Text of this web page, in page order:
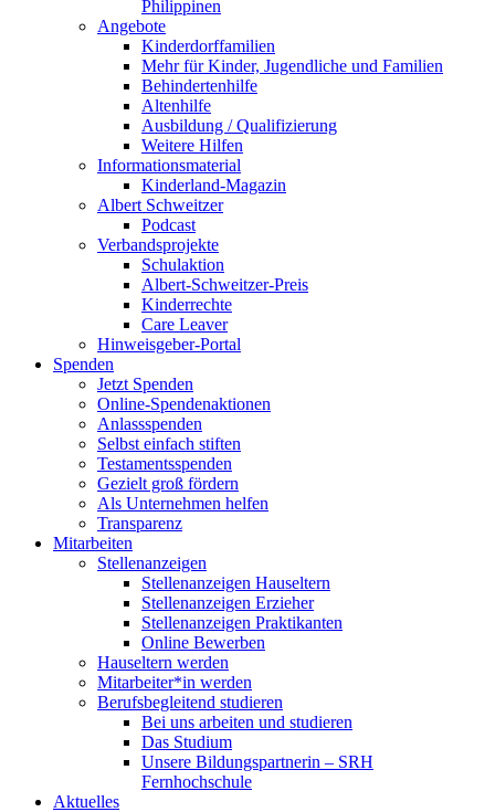
Philippinen
Angebote
Kinderdorffamilien
Mehr für Kinder, Jugendliche und Familien
Behindertenhilfe
Altenhilfe
Ausbildung / Qualifizierung
Weitere Hilfen
Informationsmaterial
Kinderland-Magazin
Albert Schweitzer
Podcast
Verbandsprojekte
Schulaktion
Albert-Schweitzer-Preis
Kinderrechte
Care Leaver
Hinweisgeber-Portal
Spenden
Jetzt Spenden
Online-Spendenaktionen
Anlassspenden
Selbst einfach stiften
Testamentsspenden
Gezielt groß fördern
Als Unternehmen helfen
Transparenz
Mitarbeiten
Stellenanzeigen
Stellenanzeigen Hauseltern
Stellenanzeigen Erzieher
Stellenanzeigen Praktikanten
Online Bewerben
Hauseltern werden
Mitarbeiter*in werden
Berufsbegleitend studieren
Bei uns arbeiten und studieren
Das Studium
Unsere Bildungspartnerin – SRH
Fernhochschule
Aktuelles